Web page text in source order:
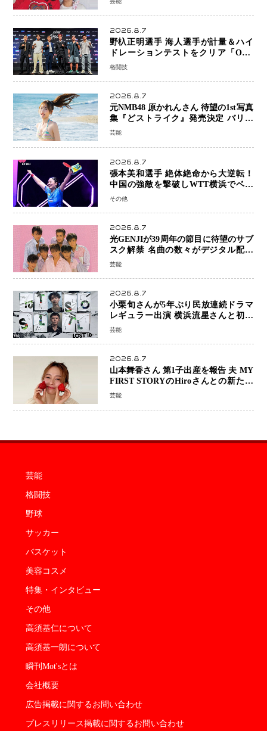
2026.8.7
野杁正明選手 海人選手が計量＆ハイ
ドレーションテストをクリア「ONE
SAMURAI 2」決戦へ万全の準備整う
格闘技
2026.8.7
元NMB48 原かれんさん 待望の1st写真
集『どストライク』発売決定 バリで
魅せる25歳の新境地
芸能
2026.8.7
張本美和選手 絶体絶命から大逆転！
中国の強敵を撃破しWTT横浜でベス
ト8進出
その他
2026.8.7
光GENJIが39周年の節目に待望のサブ
スク解禁 名曲の数々がデジタル配信
へ 40周年へ向け1年間で全作品を順次
芸能
2026.8.7
小栗旬さんが5年ぶり民放連続ドラマ
レギュラー出演 横浜流星さんと初共
演『LOST10』で異色バディ結成
芸能
2026.8.7
山本舞香さん 第1子出産を報告 夫 MY
FIRST STORYのHiroさんとの新たな
家族生活「母子ともに健康」
芸能
芸能
格闘技
野球
サッカー
バスケット
美容コスメ
特集・インタビュー
その他
高須基仁について
高須基一朗について
瞬刊Mot'sとは
会社概要
広告掲載に関するお問い合わせ
プレスリリース掲載に関するお問い合わせ